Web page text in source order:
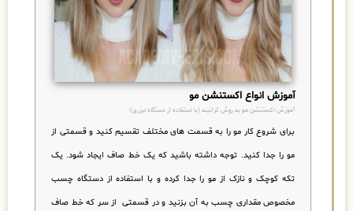
آموزش انواع اکستنشن مو
آموزش اکستنشن مو به روش کراتینه (با استفاده از دستگاه لیزری):
برای شروع کار مو را به قسمت های مختلف تقسیم کنید و قسمتی از
مو را جدا کنید. توجه داشته باشید که یک خط صاف ایجاد شود. یک
تکه کوچک و نازک از مو را جدا کرده و با استفاده از دستگاه چسب
مخصوص مقداری چسب به آن بزنید و در قسمتی از سر که خط صاف